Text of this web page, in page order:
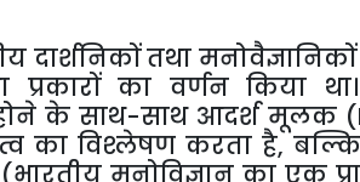
दार्शनिकों तथा मनोवैज्ञानिकों
प्रकारों का वर्णन किया था।
के साथ-साथ आदर्श मूलक
का विश्लेषण करता है, बल्कि
(भारतीय मनोविज्ञान का एक